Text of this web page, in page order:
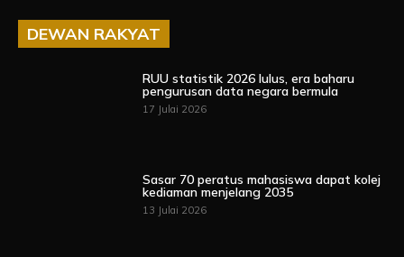
DEWAN RAKYAT
RUU statistik 2026 lulus, era baharu
pengurusan data negara bermula
17 Julai 2026
Sasar 70 peratus mahasiswa dapat kolej
kediaman menjelang 2035
13 Julai 2026